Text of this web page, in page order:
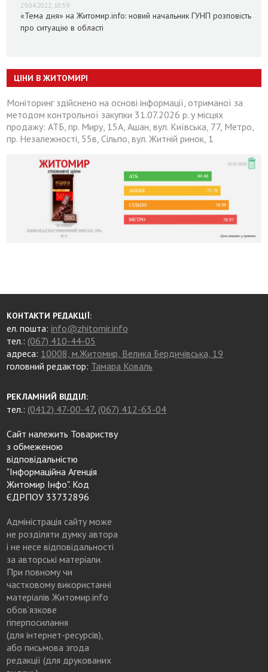
29.04.2022, 10:59
«Тема дня» на Житомир.info: новий начальник ГУНП розповість
про ситуацію в області
ЦІНИ В ЖИТОМИРІ
Моніторинг здійснено на основі інформації, отриманої за
методом контрольної закупки 31.07.2026 р. у місцях
продажу: АТБ, пр. Миру, 15А, Ашан, вул. Київська, 77, Метро,
пр. Незалежності, 55в, Сільпо, вул. Житній ринок, 1
КОНТАКТИ РЕДАКЦІЇ:
ел. пошта:info@zhitomir.info
тел.: (067) 410-44-05
адреса: 10008, м.Житомир, Велика Бердичівська, 19
головний редактор: Тамара Коваль
РЕКЛАМНИЙ ВІДДІЛ:
тел.: (0412) 47-00-47, (067) 412-63-04
Сайт належить Товариству
з обмеженою
відповідальністю
"Інформаційна Агенція
Житомир Інфо". Код
ЄДРПОУ 33732896
Адміністрація сайту може
не розділяти думку автора
і не несе відповідальності
за авторські матеріали.
При повному чи
частковому використанні
матеріалів Житомир.info
обов’язкове
гіперпосилання
(для інтернет-ресурсів),
або письмова згода
редакції (для друкованих